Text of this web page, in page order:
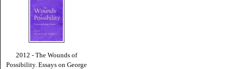
2012 - The Wounds of
Possibility. Essays on George